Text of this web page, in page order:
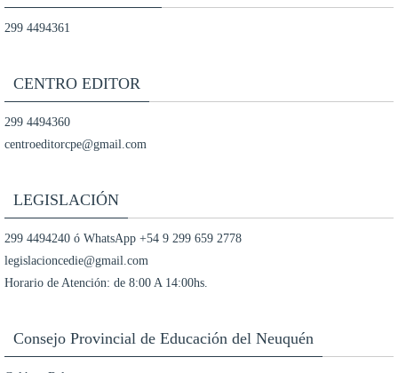
299 4494361
CENTRO EDITOR
299 4494360
centroeditorcpe@gmail.com
LEGISLACIÓN
299 4494240 ó WhatsApp +54 9 299 659 2778
legislacioncedie@gmail.com
Horario de Atención: de 8:00 A 14:00hs.
Consejo Provincial de Educación del Neuquén